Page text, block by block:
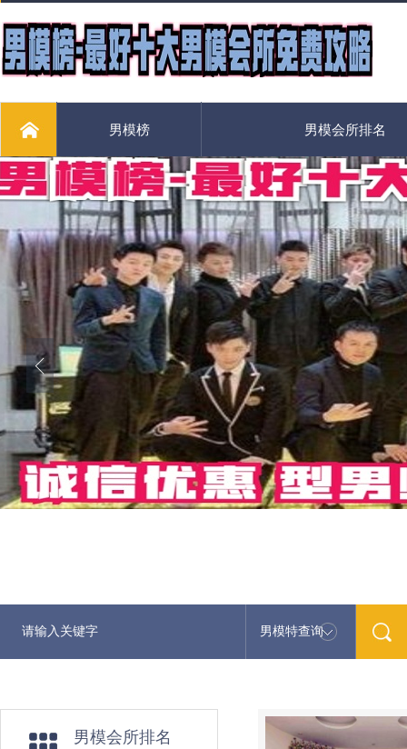
男模榜 男模会所排名
男模特查询 最
男模会所排名